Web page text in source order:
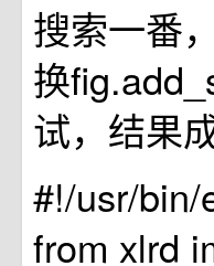
搜索一番
换
试，结果
#!/usr/bin/
from xlrd